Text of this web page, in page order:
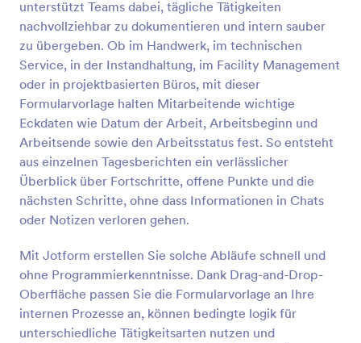
unterstützt Teams dabei, tägliche Tätigkeiten
nachvollziehbar zu dokumentieren und intern sauber
zu übergeben. Ob im Handwerk, im technischen
Service, in der Instandhaltung, im Facility Management
oder in projektbasierten Büros, mit dieser
Formularvorlage halten Mitarbeitende wichtige
Eckdaten wie Datum der Arbeit, Arbeitsbeginn und
Arbeitsende sowie den Arbeitsstatus fest. So entsteht
aus einzelnen Tagesberichten ein verlässlicher
Überblick über Fortschritte, offene Punkte und die
nächsten Schritte, ohne dass Informationen in Chats
oder Notizen verloren gehen.
Mit Jotform erstellen Sie solche Abläufe schnell und
ohne Programmierkenntnisse. Dank Drag-and-Drop-
Oberfläche passen Sie die Formularvorlage an Ihre
internen Prozesse an, können bedingte logik für
unterschiedliche Tätigkeitsarten nutzen und
den täglichen Schichtbericht, um den Überblick
über die Schichten und den Tagesplan Ihrer
Mitarbeiter zu behalten. Erstellen Sie eine
Schichtplanvorlage und teilen Sie diese mit Ihren
Mitarbeitern über unseren benutzerfreundlichen
Formulargenerator. Wenn Sie die Mobile App von
Jotform verwenden, können Sie die täglichen
Schichtberichte auch von unterwegs aus verfolgen!
Wählen Sie einfach dieses kostenlose Formular für
den täglichen Schichtplan aus und passen Sie es an
die Anforderungen Ihres Arbeitsplatzes an - dann
verwenden Sie Ihr kostenloses Online-Formular für
die Planung, um die Arbeitszeiten und den
Schichtdienst zu verfolgen. Und wenn Sie Ihre
möchten, können Sie mit über 100 Integrationen
Antworten und Berichte mit der CRM-, Speicher-
oder Projektmanagement-Plattform Ihrer Wahl
synchronisieren.
Vorschau